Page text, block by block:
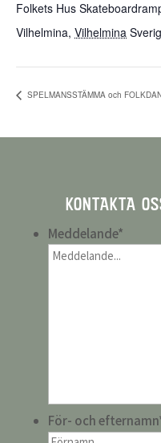
Folkets Hus
Vilhelmina, Vilhelmina
SPELMANSSTÄMMA och
KONTAKTA
Meddelande*
För- och efternamn